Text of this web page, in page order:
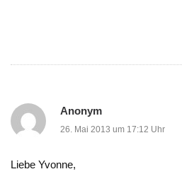
Anonym
26. Mai 2013 um 17:12 Uhr
Liebe Yvonne,